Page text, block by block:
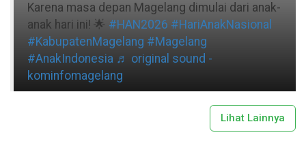
Karena masa depan Magelang dimulai dari anak-
anak hari ini! 🌟 #HAN2026 #HariAnakNasional
#KabupatenMagelang #Magelang
#AnakIndonesia ♬ original sound -
kominfomagelang
Lihat Lainnya